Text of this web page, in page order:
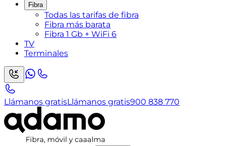
Fibra
Todas las tarifas de fibra
Fibra más barata
Fibra 1 Gb + WiFi 6
TV
Terminales
Llámanos gratisLlámanos gratis900 838 770